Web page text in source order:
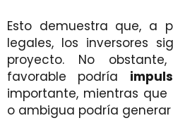
Esto demuestra que, a
legales, los inversores
proyecto. No
favorable podría
importante, mientras
o ambigua podría